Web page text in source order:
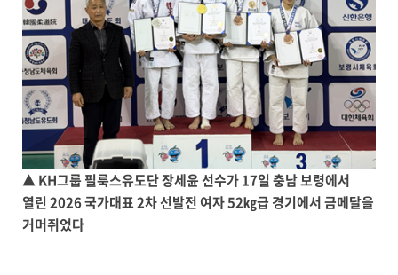
▲ KH그룹 필룩스유도단 장세윤 선수가 17일 충남 보령에서
열린 2026 국가대표 2차 선발전 여자 52㎏급 경기에서 금메달을
거머쥐었다